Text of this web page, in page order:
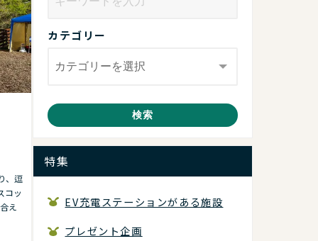
、逗
コッ
え
カテゴリー
検索
特集
EV充電ステーションがある施設
プレゼント企画